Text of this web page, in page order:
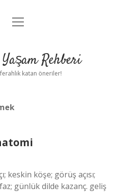
Anasayfa
Uyarı
menüyü
Rehberi
katan öneriler!
keskin köşe; görüş açısı;
günlük dilde kazanç. geliş